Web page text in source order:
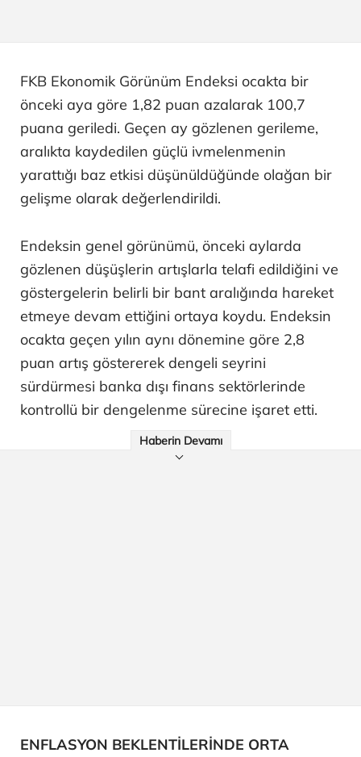
FKB Ekonomik Görünüm Endeksi ocakta bir
önceki aya göre 1,82 puan azalarak 100,7
puana geriledi. Geçen ay gözlenen gerileme,
aralıkta kaydedilen güçlü ivmelenmenin
yarattığı baz etkisi düşünüldüğünde olağan bir
gelişme olarak değerlendirildi.
Endeksin genel görünümü, önceki aylarda
gözlenen düşüşlerin artışlarla telafi edildiğini ve
göstergelerin belirli bir bant aralığında hareket
etmeye devam ettiğini ortaya koydu. Endeksin
ocakta geçen yılın aynı dönemine göre 2,8
puan artış göstererek dengeli seyrini
sürdürmesi banka dışı finans sektörlerinde
kontrollü bir dengelenme sürecine işaret etti.
Haberin Devamı
ENFLASYON BEKLENTİLERİNDE ORTA